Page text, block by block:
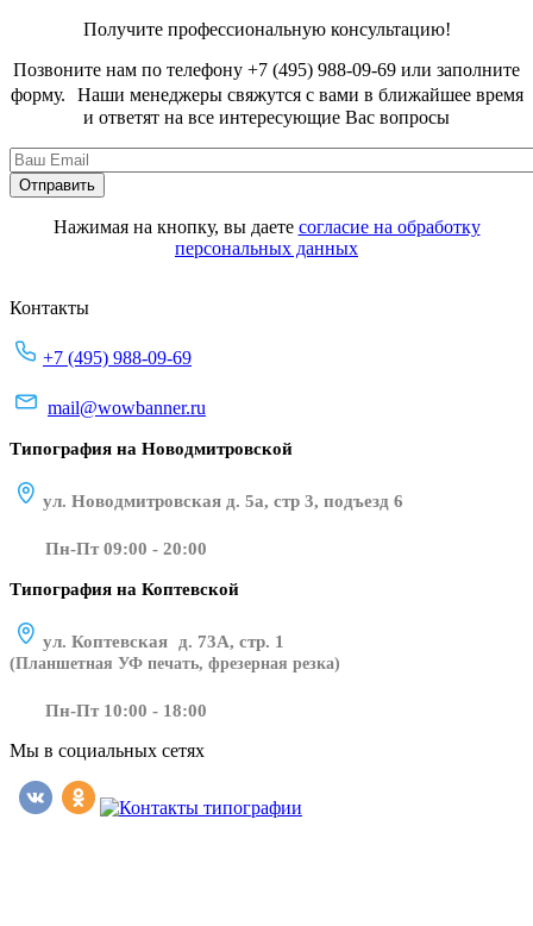
Получите профессиональную консультацию!
Позвоните нам по телефону +7 (495) 988-09-69 или заполните
форму. Наши менеджеры свяжутся с вами в ближайшее время
и ответят на все интересующие Вас вопросы
Нажимая на кнопку, вы даете согласие на обработку
персональных данных
Контакты
+7 (495) 988-09-69
mail@wowbanner.ru
Типография на Новодмитровской
ул. Новодмитровская д. 5а, стр 3, подъезд 6
Пн-Пт 09:00 - 20:00
Типография на Коптевской
ул. Коптевская д. 73А, стр. 1
(Планшетная УФ печать, фрезерная резка)
Пн-Пт 10:00 - 18:00
Мы в социальных сетях